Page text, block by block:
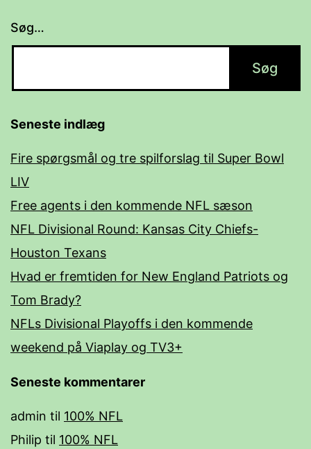
Søg…
Seneste indlæg
Fire spørgsmål og tre spilforslag til Super Bowl
LIV
Free agents i den kommende NFL sæson
NFL Divisional Round: Kansas City Chiefs-
Houston Texans
Hvad er fremtiden for New England Patriots og
Tom Brady?
NFLs Divisional Playoffs i den kommende
weekend på Viaplay og TV3+
Seneste kommentarer
admin til 100% NFL
Philip til 100% NFL